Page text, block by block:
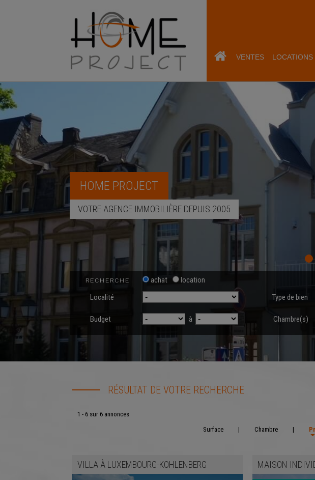
VENTES LOCATIONS
HOME PROJECT
VOTRE AGENCE IMMOBILIÈRE DEPUIS 2005
RECHERCHE achat
location
Localité
Type de bien
Budget à Chambre(s)
RÉSULTAT DE VOTRE RECHERCHE
1 - 6 sur 6 annonces
Surface
| Chambre |
VILLA À LUXEMBOURG-KOHLENBERG MAISON